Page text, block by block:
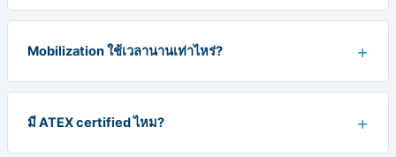
Mobilization ใช้เวลานานเท่าไหร่?
มี ATEX certified ไหม?